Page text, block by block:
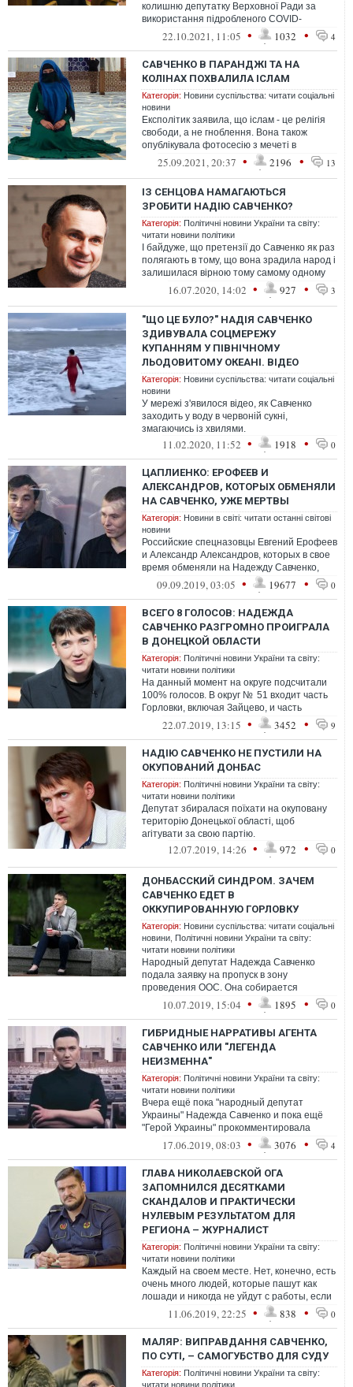
колишню депутатку Верховної Ради за
використання підробленого COVID-
сертифіката.
22.10.2021, 11:05 • 1032 • 4
САВЧЕНКО В ПАРАНДЖІ ТА НА
КОЛІНАХ ПОХВАЛИЛА ІСЛАМ
Категорія: Новини суспільства: читати соціальні
новини
Експолітик заявила, що іслам - це релігія
свободи, а не гноблення. Вона також
опублікувала фотосесію з мечеті в
Туреччині
25.09.2021, 20:37 • 2196 • 13
ІЗ СЕНЦОВА НАМАГАЮТЬСЯ
ЗРОБИТИ НАДІЮ САВЧЕНКО?
Категорія: Політичні новини України та світу:
читати новини політики
І байдуже, що претензії до Савченко як раз
полягають в тому, що вона зрадила народ і
залишилася вірною тому самому одному
куму, який і стояв за всією ...
16.07.2020, 14:02 • 927 • 3
"ЩО ЦЕ БУЛО?" НАДІЯ САВЧЕНКО
ЗДИВУВАЛА СОЦМЕРЕЖУ
КУПАННЯМ У ПІВНІЧНОМУ
ЛЬОДОВИТОМУ ОКЕАНІ. ВІДЕО
Категорія: Новини суспільства: читати соціальні
новини
У мережі з'явилося відео, як Савченко
заходить у воду в червоній сукні,
змагаючись із хвилями.
11.02.2020, 11:52 • 1918 • 0
ЦАПЛИЕНКО: ЕРОФЕЕВ И
АЛЕКСАНДРОВ, КОТОРЫХ ОБМЕНЯЛИ
НА САВЧЕНКО, УЖЕ МЕРТВЫ
Категорія: Новини в світі: читати останні світові
новини
Российские спецназовцы Евгений Ерофеев
и Александр Александров, которых в свое
время обменяли на Надежду Савченко,
ныне уже мертвые.
09.09.2019, 03:05 • 19677 • 0
ВСЕГО 8 ГОЛОСОВ: НАДЕЖДА
САВЧЕНКО РАЗГРОМНО ПРОИГРАЛА
В ДОНЕЦКОЙ ОБЛАСТИ
Категорія: Політичні новини України та світу:
читати новини політики
На данный момент на округе подсчитали
100% голосов. В округ № 51 входит часть
Горловки, включая Зайцево, и часть
Бахмутского района.
22.07.2019, 13:15 • 3452 • 9
НАДІЮ САВЧЕНКО НЕ ПУСТИЛИ НА
ОКУПОВАНИЙ ДОНБАС
Категорія: Політичні новини України та світу:
читати новини політики
Депутат збиралася поїхати на окуповану
територію Донецької області, щоб
агітувати за свою партію.
12.07.2019, 14:26 • 972 • 0
ДОНБАССКИЙ СИНДРОМ. ЗАЧЕМ
САВЧЕНКО ЕДЕТ В
ОККУПИРОВАННУЮ ГОРЛОВКУ
Категорія: Новини суспільства: читати соціальні
новини Політичні новини України та світу:
читати новини політики
Народный депутат Надежда Савченко
подала заявку на пропуск в зону
проведения ООС. Она собирается
посетить подконтрольную "ДНР" Горловку
для встречи с ...
10.07.2019, 15:04 • 1895 • 0
ГИБРИДНЫЕ НАРРАТИВЫ АГЕНТА
САВЧЕНКО ИЛИ "ЛЕГЕНДА
НЕИЗМЕННА"
Категорія: Політичні новини України та світу:
читати новини політики
Вчера ещё пока "народный депутат
Украины" Надежда Савченко и пока ещё
"Герой Украины" прокомментировала
задержание и арест экс-главы така
17.06.2019, 08:03 • 3076 • 4
ГЛАВА НИКОЛАЕВСКОЙ ОГА
ЗАПОМНИЛСЯ ДЕСЯТКАМИ
СКАНДАЛОВ И ПРАКТИЧЕСКИ
НУЛЕВЫМ РЕЗУЛЬТАТОМ ДЛЯ
РЕГИОНА – ЖУРНАЛИСТ
Категорія: Політичні новини України та світу:
читати новини політики
Каждый на своем месте. Нет, конечно, есть
очень много людей, которые пашут как
лошади и никогда не уйдут с работы, если
есть незавершенные дела и их н...
11.06.2019, 22:25 • 838 • 0
МАЛЯР: ВИПРАВДАННЯ САВЧЕНКО,
ПО СУТІ, – САМОГУБСТВО ДЛЯ СУДУ
Категорія: Політичні новини України та світу:
читати новини політики